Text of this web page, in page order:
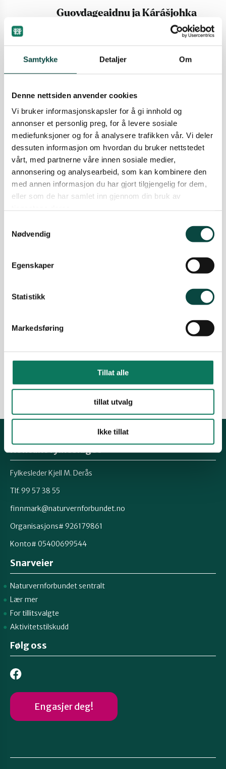
Samtykke Detaljer Om
Denne nettsiden anvender cookies
Vi bruker informasjonskapsler for å gi innhold og
annonser et personlig preg, for å levere sosiale
mediefunksjoner og for å analysere trafikken vår. Vi deler
dessuten informasjon om hvordan du bruker nettstedet
vårt, med partnerne våre innen sosiale medier,
annonsering og analysearbeid, som kan kombinere den
med annen informasjon du har gjort tilgjengelig for dem,
eller som de har samlet inn gjennom din bruk av
Nødvendig
Egenskaper
Statistikk
Markedsføring
Tillat alle
tillat utvalg
Ikke tillat
Guovdageaidnu ja Kárášjohka
diehtojuohkima birra!
Rabas reive Ávjovári luonddugáhttenlihtus
suohkanii ja Kárášjoga gildii.
Ávjovárri Suodjalanguovllut 23.09.2018
Boađe seminárii
suodjalanguovlluid birra
Ávjovári luonddugáhttenlihttu bovde seminárii
Kárášjogas 04.03.2017
Ávjovárri Suodjalanguovllut 10.02.2017
M
Makkár luonddugáhttema mii
Birasgáhttendepartemeanta áigu suodjalit
leat álggahuvvon álbmotmehciid Sievjjus ja
Várjjatnjárggas, ja eará álbmotmeahcit leat
suodjalusprošeaktaplána: Goahteluoppal, Bajit
Anárjoga álbmotmeahci viiddideapmi, ja 23
báikkálaš olbmot, suohkanat, Sámediggi,
Fylkadiggi ja Finnmárkoopmodat vuostálastet.
Suodjalanguovllut
19.06.2010
Kontakt fylkeslaget
Fylkesleder Kjell M. Derås
Tlf. 99 57 38 55
finnmark@naturvernforbundet.no
Organisasjons# 926179861
Konto# 05400699544
Snarveier
Naturvernforbundet sentralt
Lær mer
For tillitsvalgte
Aktivitetstilskudd
Følg oss
Engasjer deg!